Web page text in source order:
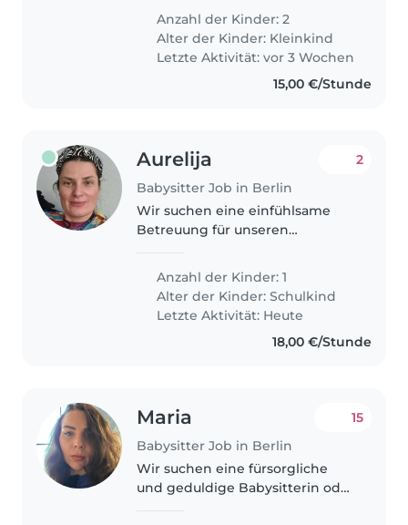
gelegentliche Babysitterdienste,
für mal einen Nachmittag,
Abend nur als Paar. Die beiden
sind fröhlich..
Anzahl der Kinder: 2
Alter der Kinder: Kleinkind
Letzte Aktivität: vor 3 Wochen
15,00 €/Stunde
Aurelija
Babysitter Job in Berlin
2
Wir suchen eine einfühlsame
Betreuung für unseren
energiegeladenen Grundschüler
mit besonderem Förderbedarf,
inklusive Epilepsie und
Sprachförderung. Priorität hat..
Anzahl der Kinder: 1
Alter der Kinder:Schulkind
Letzte Aktivität: Heute
18,00 €/Stunde
Maria
Babysitter Job in Berlin
15
Wir suchen eine fürsorgliche
und geduldige Babysitterin oder